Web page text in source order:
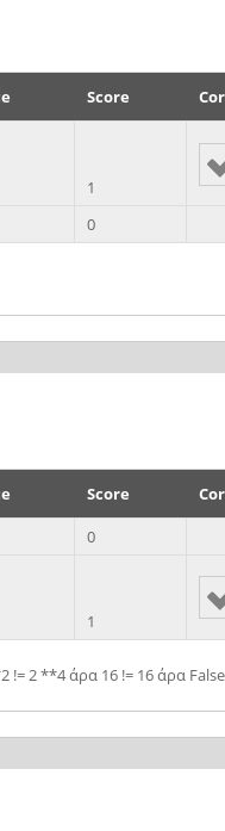
Score
1
0
Score
0
1
!= 2 **4 άρα 16 != 16 άρα False